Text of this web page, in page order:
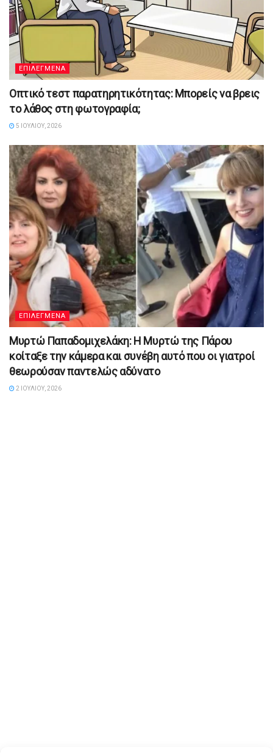
ΕΠΙΛΕΓΜΕΝΑ
Οπτικό τεστ παρατηρητικότητας: Μπορείς να βρεις
το λάθος στη φωτογραφία;
5 ΙΟΥΛΊΟΥ, 2026
ΕΠΙΛΕΓΜΕΝΑ
Μυρτώ Παπαδομιχελάκη: Η Μυρτώ της Πάρου
κοίταξε την κάμερα και συνέβη αυτό που οι γιατροί
θεωρούσαν παντελώς αδύνατο
2 ΙΟΥΛΊΟΥ, 2026